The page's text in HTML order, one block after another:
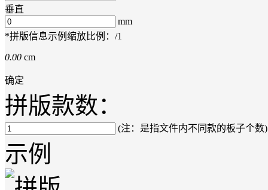
垂直
mm
*拼版信息示例 缩放比例： /1
0.00 cm
确定
拼版款数：
(注：是指文件内不同款的板子个数)
示例